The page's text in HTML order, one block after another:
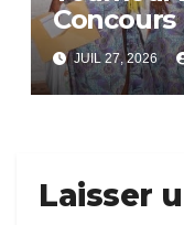
Concours
bientôt
JUIL 27, 2026
Laisser